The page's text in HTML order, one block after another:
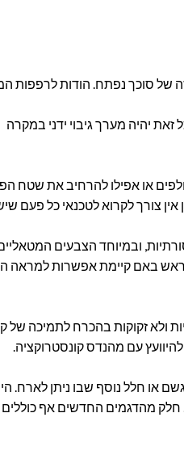
של סוכך נפתח. הודות לרפפות
יהיה מערך גיבוי ידני במקרה
או אפילו להרחיב את שטח
צורך לקרוא לטכנאי כל פעם
ובמיוחד הצבעים
באם קיימת אפשרות למראה
ולא זקוקות בהכרח לתמיכה
עם מהנדס קונסטרוקציה.
או חלל נוסף שבו ניתן
חלק מהדגמים החדשים אף